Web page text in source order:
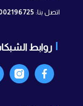
اتصل بنا:
روابط
Facebook